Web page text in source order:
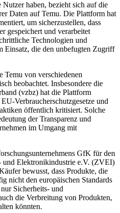
haben, bezieht sich auf die
Daten auf Temu. Die Plattform hat
um sicherzustellen, dass
gespeichert und verarbeitet
Technologien und
Einsatz, die den unbefugten Zugriff
Temu von verschiedenen
beobachtet. Insbesondere die
(vzbz) hat die Plattform
Verbraucherschutzgesetze und
öffentlich kritisiert. Solche
der Transparenz und
im Umgang mit
GfK für den
und Elektronikindustrie e.V. (ZVEI)
bewusst, dass Produkte, die
nicht den europäischen Standards
Sicherheits- und
die Verbreitung von Produkten,
könnten.